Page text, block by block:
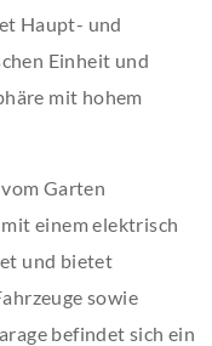
Haupt- und
Einheit und
mit hohem
Garten
einem elektrisch
und bietet
sowie
befindet sich ein